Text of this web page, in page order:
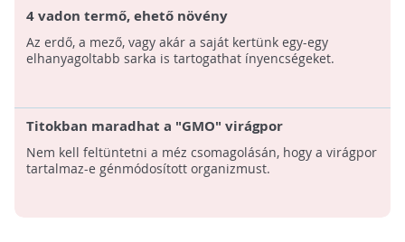
4 vadon termő, ehető növény
Az erdő, a mező, vagy akár a saját kertünk egy-egy
elhanyagoltabb sarka is tartogathat ínyencségeket.
Titokban maradhat a "GMO" virágpor
Nem kell feltüntetni a méz csomagolásán, hogy a virágpor
tartalmaz-e génmódosított organizmust.